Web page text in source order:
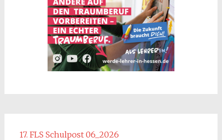
17. FLS Schulpost 06_2026